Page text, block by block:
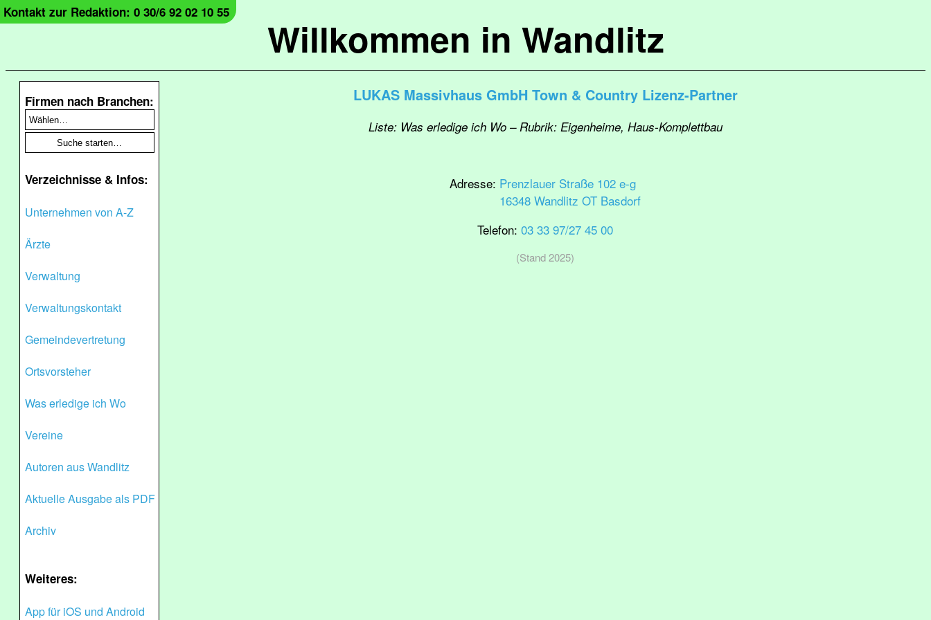
Willkommen in Wandlitz
Kontakt zur Redaktion: 0 30/6 92 02 10 55
Firmen nach Branchen:
Verzeichnisse & Infos:
Unternehmen von A-Z
Ärzte
Verwaltung
Verwaltungskontakt
Gemeindevertretung
Ortsvorsteher
Was erledige ich Wo
Vereine
Autoren aus Wandlitz
Aktuelle Ausgabe als PDF
Archiv
Weiteres:
App für iOS und Android
LUKAS Massivhaus GmbH Town & Country Lizenz-Partner
Liste: Was erledige ich Wo – Rubrik: Eigenheime, Haus-Komplettbau
Adresse: Prenzlauer Straße 102 e-g
16348 Wandlitz OT Basdorf
Telefon: 03 33 97/27 45 00
(Stand 2025)